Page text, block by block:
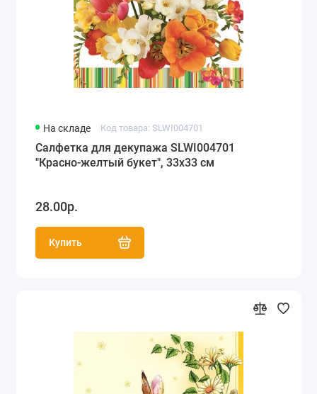
На складе Код товара: SLWI004701
Салфетка для декупажа SLWI004701
"Красно-желтый букет", 33х33 см
28.00р.
Купить